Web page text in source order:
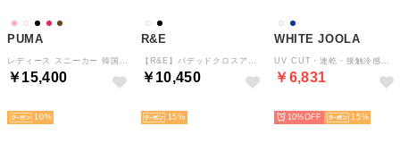
PUMA
￥15,400
10
R&E
￥10,450
15
WHITE JOOLA
￥6,831
10%
15